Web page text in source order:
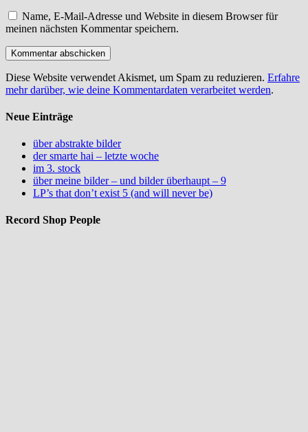
Name, E-Mail-Adresse und Website in diesem Browser für
meinen nächsten Kommentar speichern.
Diese Website verwendet Akismet, um Spam zu reduzieren. Erfahre
mehr darüber, wie deine Kommentardaten verarbeitet werden.
Neue Einträge
über abstrakte bilder
der smarte hai – letzte woche
im 3. stock
über meine bilder – und bilder überhaupt – 9
LP’s that don’t exist 5 (and will never be)
Record Shop People